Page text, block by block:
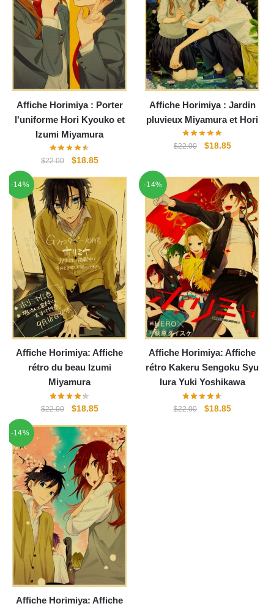
Affiche Horimiya : Porter
l'uniforme Hori Kyouko et
Izumi Miyamura
$22.00
Le
initial
était :
$22.00.
$18.85Le
actuel
est :
$18.85.
Affiche Horimiya : Jardin
pluvieux Miyamura et Hori
$22.00
Le
était :
$22.00.
$18.85Le
est :
$18.85.
-14%
Affiche Horimiya: Affiche
rétro du beau Izumi
Miyamura
$22.00
Le
initial
était :
$22.00.
$18.85Le
actuel
est :
$18.85.
-14%
Affiche Horimiya: Affiche
rétro Kakeru Sengoku Syu
Iura Yuki Yoshikawa
$22.00
Le
$18.85Le
-14%
Affiche Horimiya: Affiche